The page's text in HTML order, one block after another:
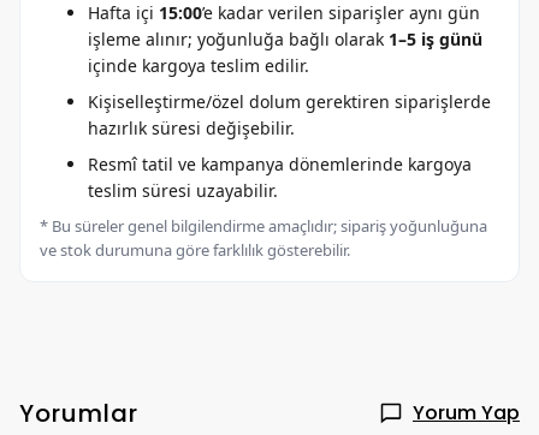
Hafta içi 15:00’e kadar verilen siparişler aynı gün
işleme alınır; yoğunluğa bağlı olarak 1–5 iş günü
içinde kargoya teslim edilir.
Kişiselleştirme/özel dolum gerektiren siparişlerde
hazırlık süresi değişebilir.
Resmî tatil ve kampanya dönemlerinde kargoya
teslim süresi uzayabilir.
* Bu süreler genel bilgilendirme amaçlıdır; sipariş yoğunluğuna
ve stok durumuna göre farklılık gösterebilir.
Yorumlar Yorum Yap